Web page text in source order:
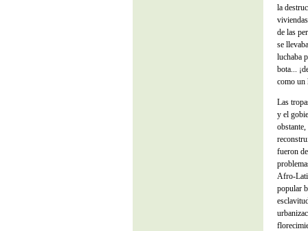
la
de las
se
luchaba
bota...
como un
Las
y el
fueron
Afro-
popular